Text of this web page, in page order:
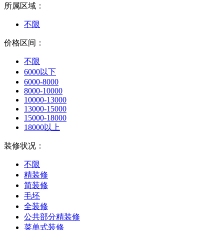
所属区域：
不限
价格区间：
不限
6000以下
6000-8000
8000-10000
10000-13000
13000-15000
15000-18000
18000以上
装修状况：
不限
精装修
简装修
毛坯
全装修
公共部分精装修
菜单式装修